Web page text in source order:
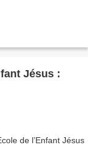
Jésus :